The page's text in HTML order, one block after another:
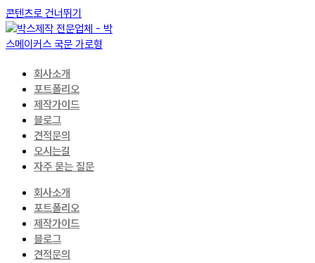
콘텐츠로 건너뛰기
회사소개
포트폴리오
제작가이드
블로그
견적문의
오시는길
자주 묻는 질문
회사소개
포트폴리오
제작가이드
블로그
견적문의